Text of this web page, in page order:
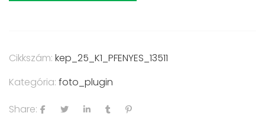
Cikkszám: kep_25_K1_PFENYES_13511
Kategória: foto_plugin
Share: